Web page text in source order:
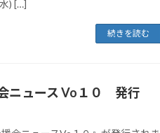
) […]
続きを読む
ニュース Vo１０ 発行